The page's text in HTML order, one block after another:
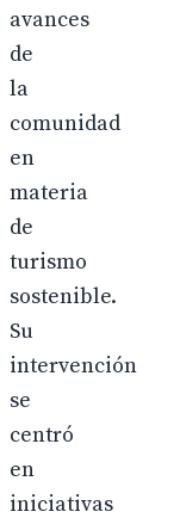
avances
de
la
comunidad
en
materia
de
turismo
sostenible.
Su
intervención
se
centró
en
iniciativas